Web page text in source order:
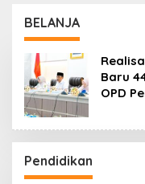
BELANJA
Baru
OPD
Pendidikan